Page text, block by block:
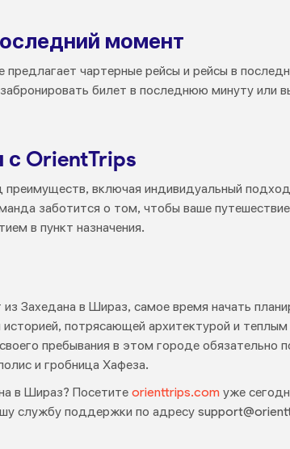
момент
чартерные рейсы и рейсы в
билет в последнюю минуту или
OrientTrips
включая индивидуальный
заботится о том, чтобы ваше
в пункт назначения.
Захедана в Шираз, самое время начать
потрясающей архитектурой и
пребывания в этом городе обязательно
и гробница Хафеза.
в Шираз? Посетите orienttrips.com уже
службу поддержки по адресу